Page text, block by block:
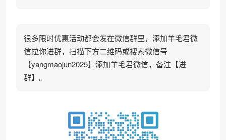
很多限时优惠活动都会发在微信群里，添加羊毛君微
信拉你进群，扫描下方二维码或搜索微信号
【yangmaojun2025】添加羊毛君微信，备注【进
群】。